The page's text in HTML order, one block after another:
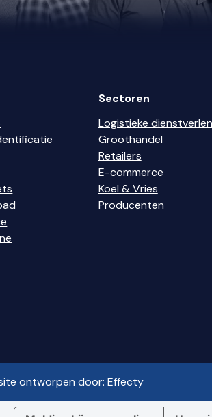
Sectoren
Logistieke
Groothandel
Retailers
E-commerce
Koel & Vries
Producenten
ontworpen door: Effecty